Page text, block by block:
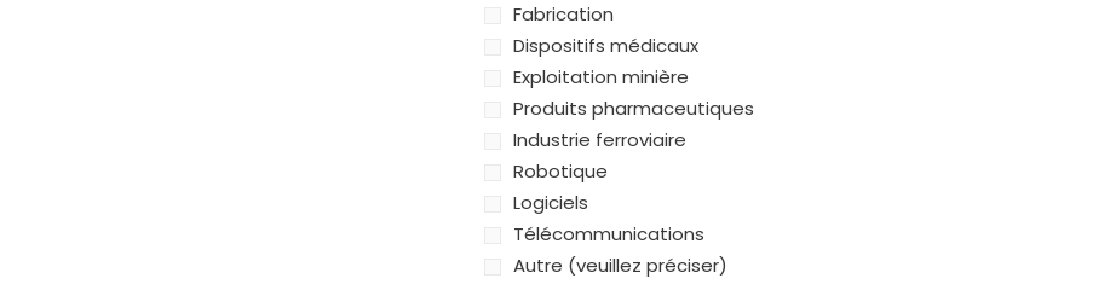
Fabrication
Dispositifs médicaux
Exploitation minière
Produits pharmaceutiques
Industrie ferroviaire
Robotique
Logiciels
Télécommunications
Autre (veuillez préciser)